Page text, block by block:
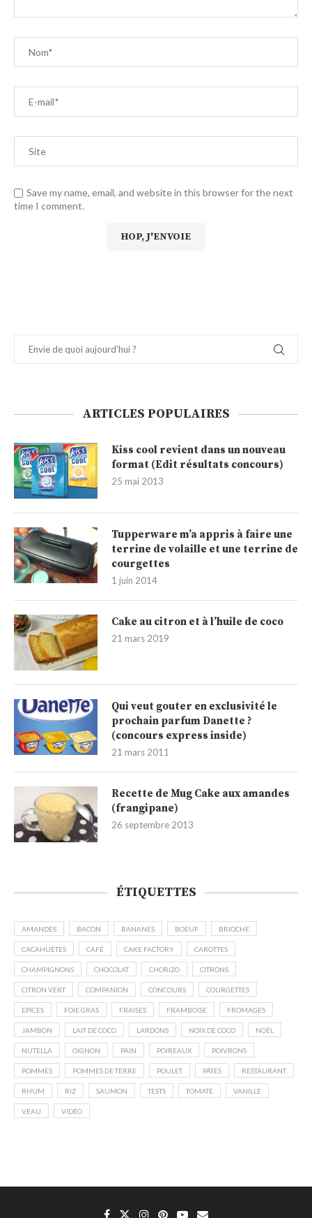
Save my name, email, and website in this browser for the next
time I comment.
ARTICLES POPULAIRES
Kiss cool revient dans un nouveau
format (Edit résultats concours)
25 mai 2013
Tupperware m’a appris à faire une
terrine de volaille et une terrine de
courgettes
1 juin 2014
Cake au citron et à l’huile de coco
21 mars 2019
Qui veut gouter en exclusivité le
prochain parfum Danette ?
(concours express inside)
21 mars 2011
Recette de Mug Cake aux amandes
(frangipane)
26 septembre 2013
ÉTIQUETTES
AMANDES BACON BANANES BOEUF BRIOCHE
CACAHUÈTES CAFÉ CAKE FACTORY CAROTTES
CHAMPIGNONS CHOCOLAT CHORIZO CITRONS
CITRON VERT COMPANION CONCOURS COURGETTES
EPICES FOIE GRAS FRAISES FRAMBOISE FROMAGES
JAMBON LAIT DE COCO LARDONS NOIX DE COCO NOËL
NUTELLA OIGNON PAIN POIREAUX POIVRONS
POMMES POMMES DE TERRE POULET PÂTES RESTAURANT
RHUM RIZ SAUMON TESTS TOMATE VANILLE
VEAU VIDÉO